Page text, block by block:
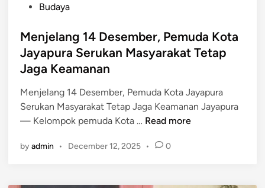
s
e
d
i
n
Budaya
Menjelang 14 Desember, Pemuda Kota
Jayapura Serukan Masyarakat Tetap
Jaga Keamanan
Menjelang 14 Desember, Pemuda Kota Jayapura
Serukan Masyarakat Tetap Jaga Keamanan Jayapura
— Kelompok pemuda Kota … M
n
Read more
byadmin • December 12, 2025 • 0